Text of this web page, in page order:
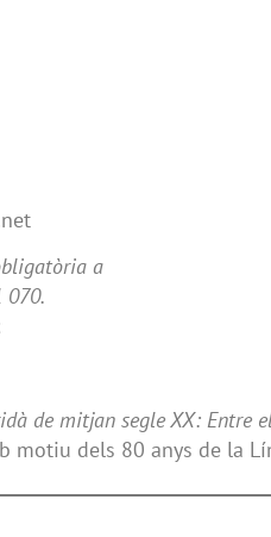
a
070.
de mitjan segle XX: Entre
motiu dels 80 anys de la